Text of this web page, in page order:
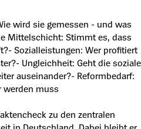
wird sie gemessen - und was
Mittelschicht: Stimmt es, dass
Sozialleistungen: Wer profitiert
Ungleichheit: Geht die soziale
auseinander?- Reformbedarf:
werden muss
zu den zentralen